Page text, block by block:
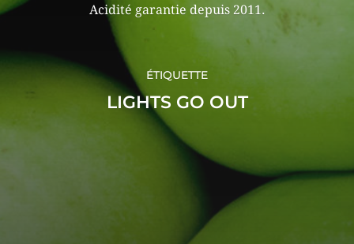
Acidité garantie depuis 2011.
ÉTIQUETTE
LIGHTS GO OUT